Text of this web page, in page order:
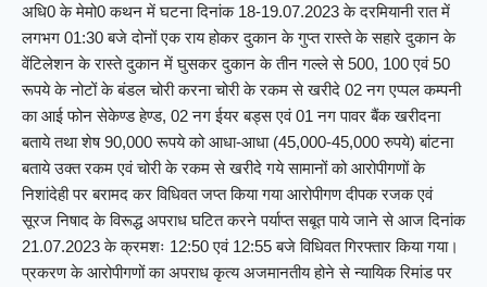
अधि0 के मेमो0 कथन में घटना दिनांक 18-19.07.2023 के दरमियानी रात में
लगभग 01:30 बजे दोनों एक राय होकर दुकान के गुप्त रास्ते के सहारे दुकान के
वेंटिलेशन के रास्ते दुकान में घुसकर दुकान के तीन गल्ले से 500, 100 एवं 50
रूपये के नोटों के बंडल चोरी करना चोरी के रकम से खरीदे 02 नग एप्पल कम्पनी
का आई फोन सेकेण्ड हेण्ड, 02 नग ईयर बड्स एवं 01 नग पावर बैंक खरीदना
बताये तथा शेष 90,000 रूपये को आधा-आधा (45,000-45,000 रुपये) बांटना
बताये उक्त रकम एवं चोरी के रकम से खरीदे गये सामानों को आरोपीगणों के
निशांदेही पर बरामद कर विधिवत जप्त किया गया आरोपीगण दीपक रजक एवं
सूरज निषाद के विरूद्ध अपराध घटित करने पर्याप्त सबूत पाये जाने से आज दिनांक
21.07.2023 के क्रमशः 12:50 एवं 12:55 बजे विधिवत गिरफ्तार किया गया।
प्रकरण के आरोपीगणों का अपराध कृत्य अजमानतीय होने से न्यायिक रिमांड पर